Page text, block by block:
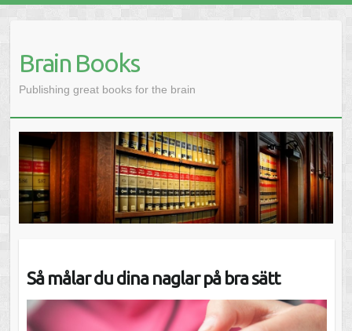
Brain Books
Publishing great books for the brain
Så målar du dina naglar på bra sätt